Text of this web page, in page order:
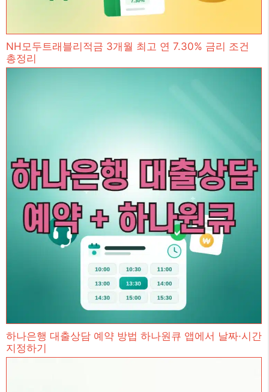
NH모두트래블리적금 3개월 최고 연 7.30% 금리 조건
총정리
하나은행 대출상담 예약 방법 하나원큐 앱에서 날짜·시간
지정하기